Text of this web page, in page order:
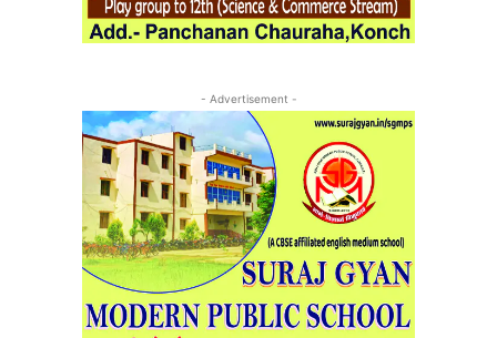
- Advertisement -